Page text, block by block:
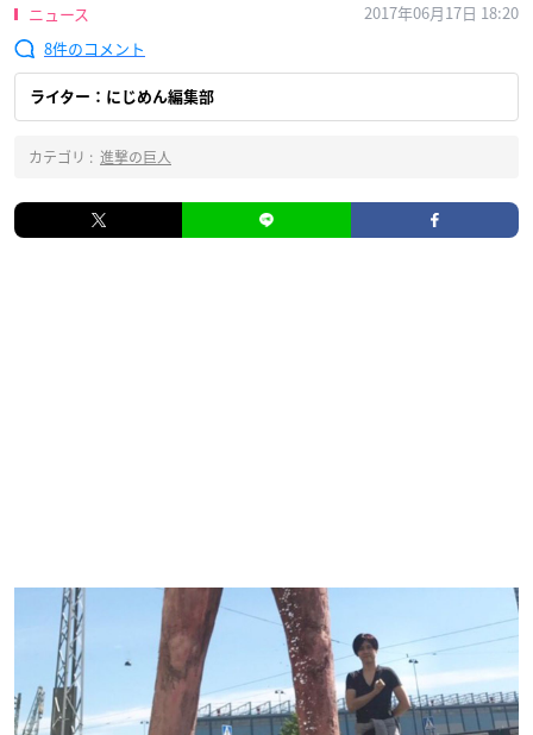
ニュース
2017年06月17日 18:20
8
ライター：にじめん編集部
カテゴリ : 進撃の巨人